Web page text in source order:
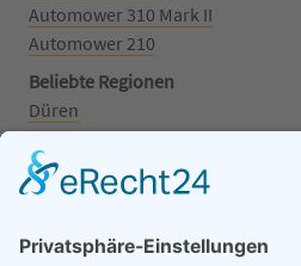
Automower 310 Mark II
Automower 210
Beliebte Regionen
Düren
Grafschaft
Kalenborn
Mayschoß
Bonn